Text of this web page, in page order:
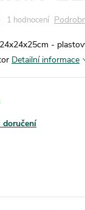
1 hodnocení
-
Detailní informace
doručení